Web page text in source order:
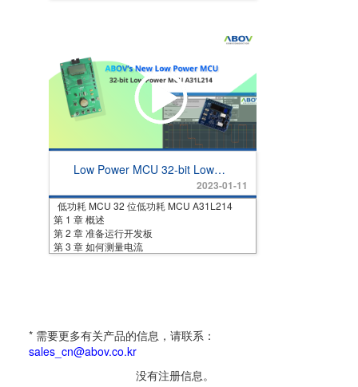
Low Power MCU 32-bit Low
2023-01-11
低功耗 MCU 32 位低功耗 MCU A31L214
第 1 章 概述
第 2 章 准备运行开发板
第 3 章 如何测量电流
* 需要更多有关产品的信息，请联系：
sales_cn@abov.co.kr
没有注册信息。